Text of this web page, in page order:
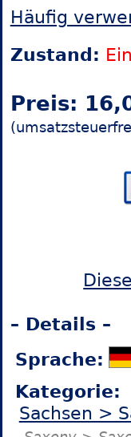
Häufig
Zustand:
Preis:
– Details –
Sprache:
Kategorie:
Sachsen >